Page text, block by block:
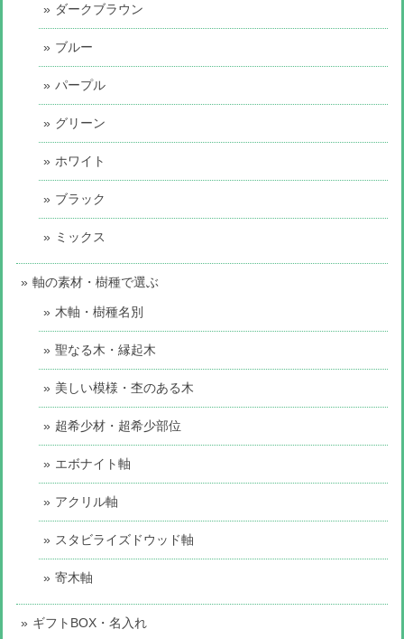
ダークブラウン
ブルー
パープル
グリーン
ホワイト
ブラック
ミックス
軸の素材・樹種で選ぶ
木軸・樹種名別
聖なる木・縁起木
美しい模様・杢のある木
超希少材・超希少部位
エボナイト軸
アクリル軸
スタビライズドウッド軸
寄木軸
ギフトBOX・名入れ